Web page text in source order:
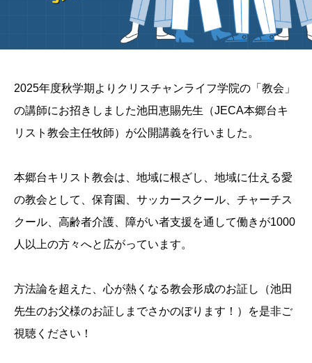
2025年度秋学期よりクリスチャンライフ学院の「教会」
の講師にお招きしました池田恵賜先生（JECA本郷台キ
リスト教会主任牧師）が公開講義を行いました。
本郷台キリスト教会は、地域に根ざし、地域に仕える愛
の教会として、保育園、サッカースクール、チャーチス
クール、高齢者介護、障がい者支援を通して働きが1000
人以上の方々へと広がっています。
方法論を超えた、心が熱くなる教会形成のお証し（池田
先生のお父様のお証しまでさかのぼります！）を是非ご
視聴ください！